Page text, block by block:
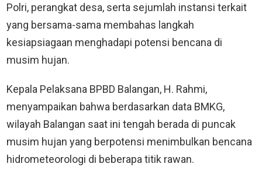
Polri, perangkat desa, serta sejumlah instansi terkait
yang bersama-sama membahas langkah
kesiapsiagaan menghadapi potensi bencana di
musim hujan.
Kepala Pelaksana BPBD Balangan, H. Rahmi,
menyampaikan bahwa berdasarkan data BMKG,
wilayah Balangan saat ini tengah berada di puncak
musim hujan yang berpotensi menimbulkan bencana
hidrometeorologi di beberapa titik rawan.